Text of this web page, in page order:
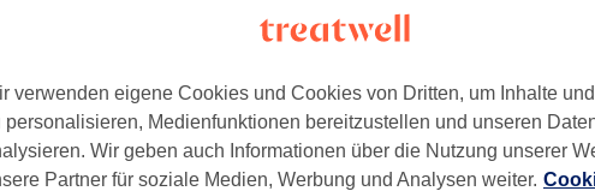
, 10781
verwenden eigene Cookies und Cookies von Dritten, um Inhalte
personalisieren, Medienfunktionen bereitzustellen und unseren
Wir geben auch Informationen über die Nutzung unserer
Partner für soziale Medien, Werbung und Analysen weiter.